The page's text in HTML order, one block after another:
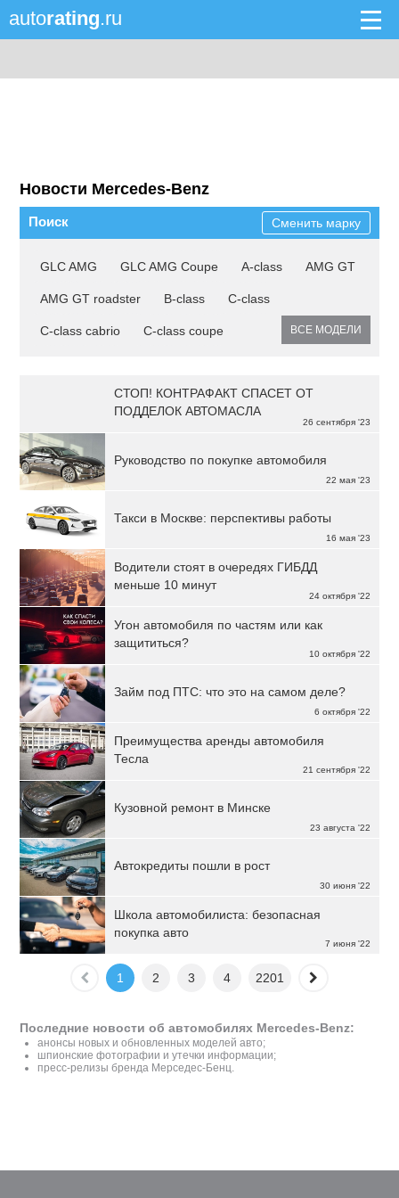
autorating.ru
Новости Mercedes-Benz
Поиск Сменить марку
GLC AMG GLC AMG Coupe A-class AMG GT
AMG GT roadster B-class C-class
C-class cabrio C-class coupe ВСЕ МОДЕЛИ
26 сентября '23
СТОП! КОНТРАФАКТ СПАСЕТ ОТ
ПОДДЕЛОК АВТОМАСЛА
22 мая '23
Руководство по покупке автомобиля
16 мая '23
Такси в Москве: перспективы работы
24 октября '22
Водители стоят в очередях ГИБДД
меньше 10 минут
10 октября '22
Угон автомобиля по частям или как
защититься?
6 октября '22
Займ под ПТС: что это на самом деле?
21 сентября '22
Преимущества аренды автомобиля
Тесла
23 августа '22
Кузовной ремонт в Минске
30 июня '22
Автокредиты пошли в рост
7 июня '22
Школа автомобилиста: безопасная
покупка авто
1 2 3 4 2201
Последние новости об автомобилях Mercedes-Benz:
анонсы новых и обновленных моделей авто;
шпионские фотографии и утечки информации;
пресс-релизы бренда Мерседес-Бенц.